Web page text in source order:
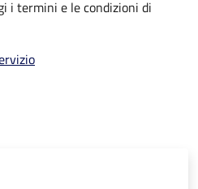
i termini e le condizioni di